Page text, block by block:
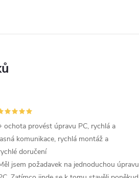
ochota provést úpravu PC, rychlá a
komunikace, rychlá montáž a
doručení
jsem požadavek na jednoduchou úpravu